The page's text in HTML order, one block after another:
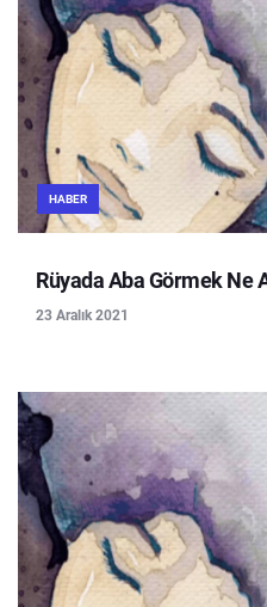
HABER
Rüyada Aba Görmek Ne
23 Aralık 2021